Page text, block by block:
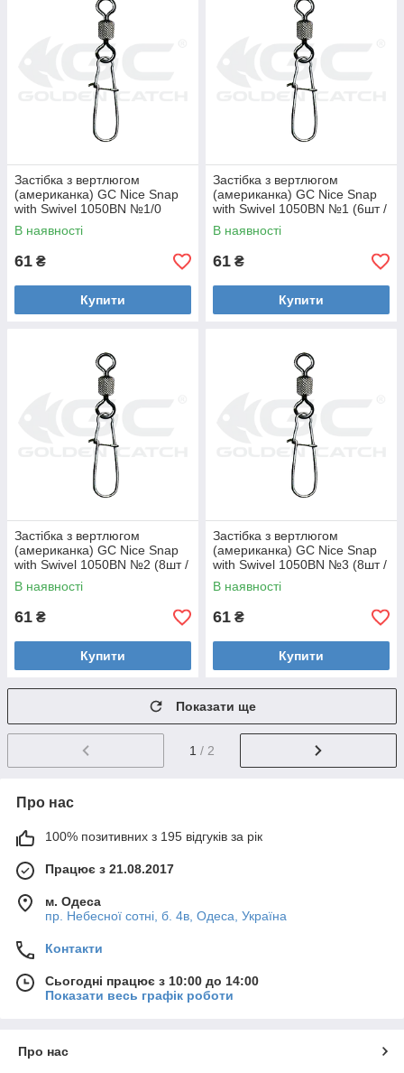
Застібка з вертлюгом
(американка) GC Nice Snap
with Swivel 1050BN №1/0
(6шт / 35кг) Black Nickel
В наявності
61 ₴
Купити
Застібка з вертлюгом
(американка) GC Nice Snap
with Swivel 1050BN №1 (6шт /
35кг) Black Nickel
В наявності
61 ₴
Купити
Застібка з вертлюгом
(американка) GC Nice Snap
with Swivel 1050BN №2 (8шт /
30кг) Black Nickel
В наявності
61 ₴
Купити
Застібка з вертлюгом
(американка) GC Nice Snap
with Swivel 1050BN №3 (8шт /
30кг) Black Nickel
В наявності
61 ₴
Купити
Показати ще
1 / 2
Про нас
100% позитивних з 195 відгуків за рік
Працює з 21.08.2017
м. Одеса
пр. Небесної сотні, б. 4в, Одеса, Україна
Контакти
Сьогодні працює з 10:00 до 14:00
Показати весь графік роботи
Про нас